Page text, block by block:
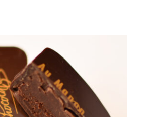
DÉTAILS